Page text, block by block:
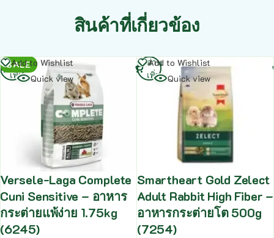
สินค้าที่เกี่ยวข้อง
SALE
Add to Wishlist
Quick view
Versele-Laga Complete
Cuni Sensitive – อาหาร
กระต่ายแพ้ง่าย 1.75kg
(6245)
อ่าน
เพิ่ม
Add to Wishlist
Quick view
Smartheart Gold Zelect
Adult Rabbit High Fiber –
อาหารกระต่ายโต 500g
(7254)
อ่าน
เพิ่ม